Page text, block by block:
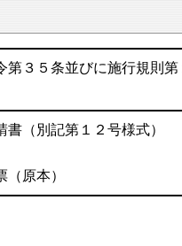
第３５条並びに施行規則
（別記第１２号様式）
（原本）